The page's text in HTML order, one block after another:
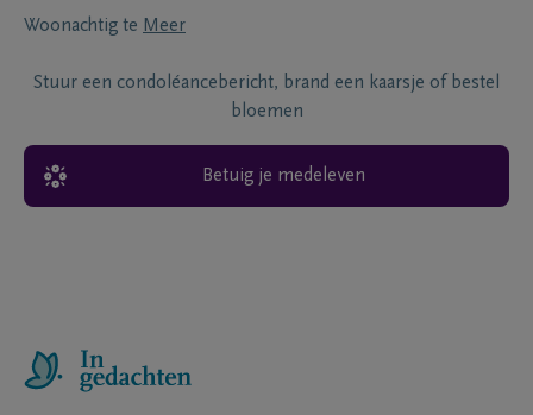
Woonachtig te Meer
Stuur een condoléancebericht, brand een kaarsje of bestel
bloemen
Betuig je medeleven